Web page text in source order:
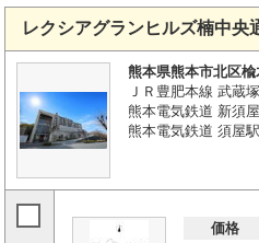
レクシアグランヒルズ楠中央
熊本県熊本市北区楡
ＪＲ豊肥本線 武蔵
熊本電気鉄道 新須
熊本電気鉄道 須屋
価格